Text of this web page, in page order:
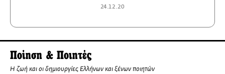
24.12.20
Ποίηση & Ποιητές
Η ζωή και οι δημιουργίες Ελλήνων και ξένων ποιητών